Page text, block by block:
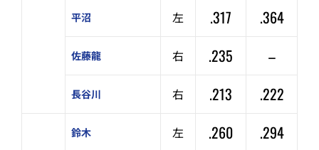
平沼 左 .317 .364
佐藤龍 右 .235 –
長谷川 右 .213 .222
鈴木 左 .260 .294